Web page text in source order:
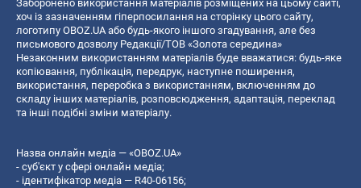
Заборонено використання матеріалів розміщених на цьому сайті,
хоч із зазначенням гіперпосилання на сторінку цього сайту,
логотипу OBOZ.UA або будь-якого іншого згадування, але без
письмового дозволу Редакції/ТОВ «Золота середина»
Незаконним використанням матеріалів буде вважатися: будь-яке
копiювання, публiкацiя, передрук, наступне поширення,
використання, переробка з використанням, включенням до
складу інших матеріалів, розповсюдження, адаптація, переклад
та інші подібні зміни матеріалу.
Назва онлайн медіа — «OBOZ.UA»
- суб'єкт у сфері онлайн медіа;
- ідентифікатор медіа — R40-06156;